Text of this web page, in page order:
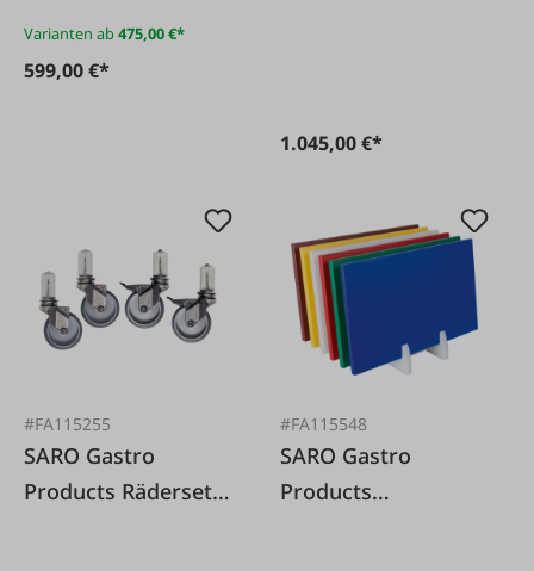
Varianten ab475,00 €*
599,00 €*
1.045,00 €*
#FA115255
SARO Gastro
Products Räderset
#FA115548
SARO Gastro
Products